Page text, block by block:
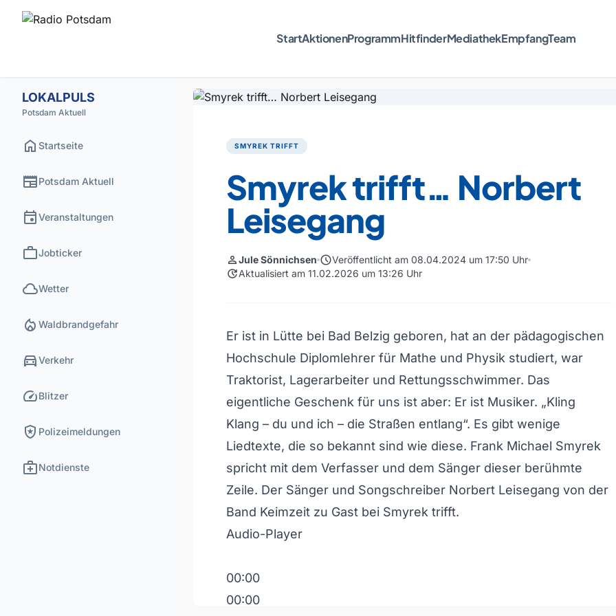
StartAktionenProgrammHitfinderMediathekEmpfangTeam
LOKALPULS
Potsdam Aktuell
home Startseite
newspaperPotsdam Aktuell
eventVeranstaltungen
workJobticker
cloudWetter
local_fire_department Waldbrandgefahr
directions_carVerkehr
speedBlitzer
local_police Polizeimeldungen
medical_servicesNotdienste
SMYREK TRIFFT
Smyrek trifft… Norbert
Leisegang
personJule Sönnichsen scheduleVeröffentlicht am 08.04.2024 um 17:50 Uhr
updateAktualisiert am 11.02.2026 um 13:26 Uhr
Er ist in Lütte bei Bad Belzig geboren, hat an der pädagogischen
Hochschule Diplomlehrer für Mathe und Physik studiert, war
Traktorist, Lagerarbeiter und Rettungsschwimmer. Das
eigentliche Geschenk für uns ist aber: Er ist Musiker. „Kling
Klang – du und ich – die Straßen entlang“. Es gibt wenige
Liedtexte, die so bekannt sind wie diese. Frank Michael Smyrek
spricht mit dem Verfasser und dem Sänger dieser berühmte
Zeile. Der Sänger und Songschreiber Norbert Leisegang von der
Band Keimzeit zu Gast bei Smyrek trifft.
Audio-Player
00:00
00:00